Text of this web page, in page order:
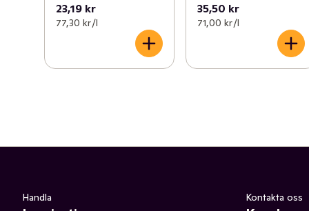
23,19 kr
77,30 kr /l
35,50 kr
71,00 kr /l
Handla Kontakta oss